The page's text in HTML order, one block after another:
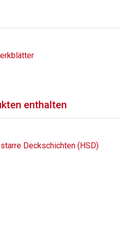
enthalten
Deckschichten (HSD)